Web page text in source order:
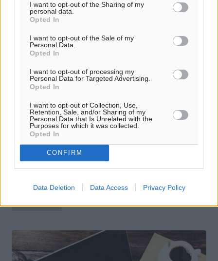
I want to opt-out of the Sharing of my
personal data.
Opted In
I want to opt-out of the Sale of my
Personal Data.
Opted In
I want to opt-out of processing my
Personal Data for Targeted Advertising.
Opted In
I want to opt-out of Collection, Use,
Retention, Sale, and/or Sharing of my
Personal Data that Is Unrelated with the
Purposes for which it was collected.
Opted In
CONFIRM
Data Deletion Data Access Privacy Policy
Κάλεσμα σε κινητοποίηση από την
Ενωση Συλλόγων Γονέων μαθητών των
σχολείων της Ρόδου
Τη Δευτέρα 14.09.2020 πραγματοποιήθηκε το άνοιγμα
των σχολικών μονάδων όλων των βαθμίδων
εκπαίδευσης στο νησί της Ρόδου. Η κατάσταση που
16.09.20, 17:28